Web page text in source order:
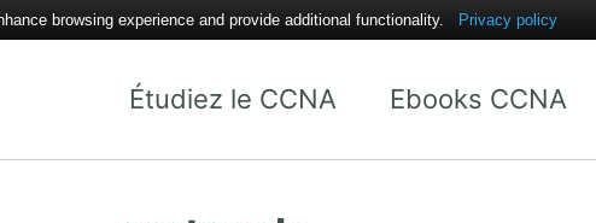
Étudiez le CCNA Ebooks CCNA
browsing experience and provide additional functionality. Privacy policy